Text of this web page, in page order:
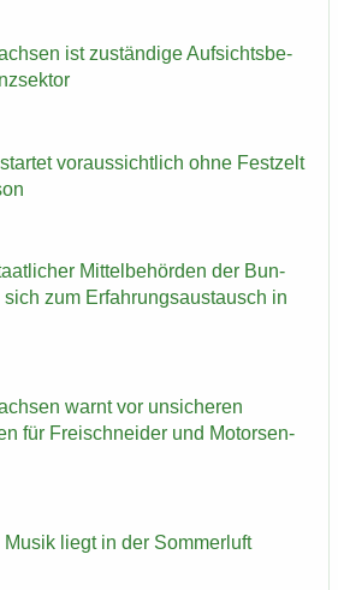
ist zu­stän­di­ge Auf­sichts­be­
vor­aus­sicht­lich ohne Fest­zelt
Mit­tel­be­hör­den der Bun­
zum Er­fah­rungs­aus­tausch in
warnt vor un­si­che­ren
für Frei­schnei­der und Mo­tor­sen­
liegt in der Som­mer­luft